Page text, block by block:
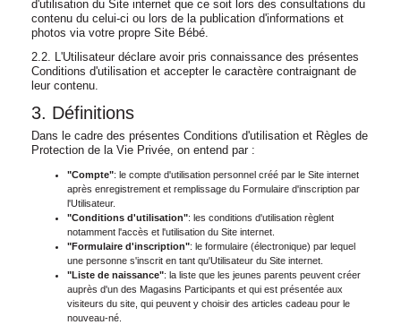
d'utilisation du Site internet que ce soit lors des consultations du
contenu du celui-ci ou lors de la publication d'informations et
photos via votre propre Site Bébé.
2.2. L'Utilisateur déclare avoir pris connaissance des présentes
Conditions d'utilisation et accepter le caractère contraignant de
leur contenu.
3. Définitions
Dans le cadre des présentes Conditions d'utilisation et Règles de
Protection de la Vie Privée, on entend par :
"Compte": le compte d'utilisation personnel créé par le Site internet
après enregistrement et remplissage du Formulaire d'inscription par
l'Utilisateur.
"Conditions d'utilisation": les conditions d'utilisation règlent
notamment l'accès et l'utilisation du Site internet.
"Formulaire d'inscription": le formulaire (électronique) par lequel
une personne s'inscrit en tant qu'Utilisateur du Site internet.
"Liste de naissance": la liste que les jeunes parents peuvent créer
auprès d'un des Magasins Participants et qui est présentée aux
visiteurs du site, qui peuvent y choisir des articles cadeau pour le
nouveau-né.